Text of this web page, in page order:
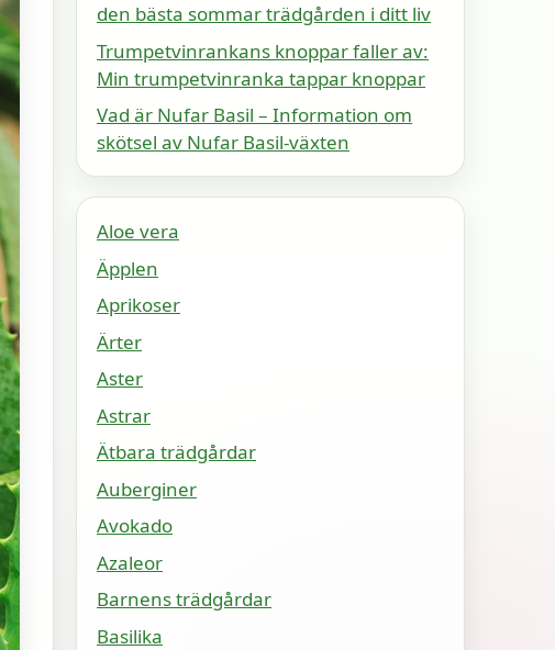
den bästa sommar trädgården i ditt liv
Trumpetvinrankans knoppar faller av:
Min trumpetvinranka tappar knoppar
Vad är Nufar Basil – Information om
skötsel av Nufar Basil-växten
Aloe vera
Äpplen
Aprikoser
Ärter
Aster
Astrar
Ätbara trädgårdar
Auberginer
Avokado
Azaleor
Barnens trädgårdar
Basilika